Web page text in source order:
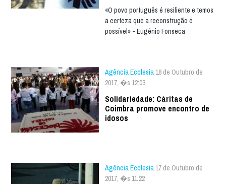
«O povo português é resiliente e temos
a certeza que a reconstrução é
possível» - Eugénio Fonseca
Agência Ecclesia 18 de Outubro de
2017, �s 12:03
Solidariedade: Cáritas de
Coimbra promove encontro de
idosos
Agência Ecclesia 17 de Outubro de
2017, �s 11:22